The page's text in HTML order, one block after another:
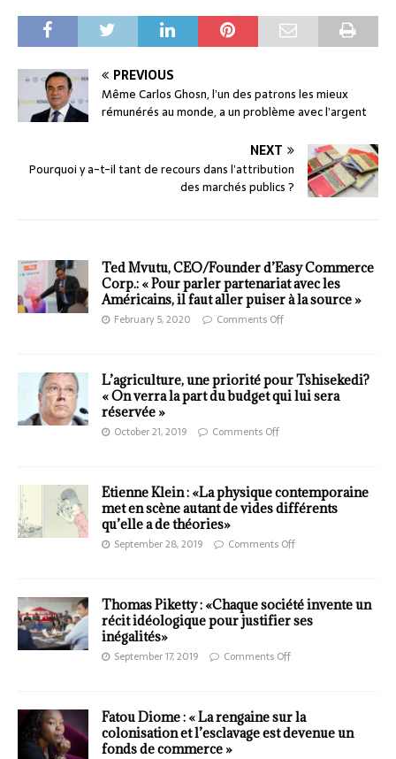
PREVIOUS
Même Carlos Ghosn, l’un des patrons les mieux
rémunérés au monde, a un problème avec l’argent
NEXT
Pourquoi y a-t-il tant de recours dans l’attribution
des marchés publics ?
Ted Mvutu, CEO/Founder d’Easy Commerce
Corp.: « Pour parler partenariat avec les
Américains, il faut aller puiser à la source »
February 5, 2020 Comments Off
L’agriculture, une priorité pour Tshisekedi?
« On verra la part du budget qui lui sera
réservée »
October 21, 2019 Comments Off
Etienne Klein : «La physique contemporaine
met en scène autant de vides différents
qu’elle a de théories»
September 28, 2019 Comments Off
Thomas Piketty : «Chaque société invente un
récit idéologique pour justifier ses
inégalités»
September 17, 2019 Comments Off
Fatou Diome : « La rengaine sur la
colonisation et l’esclavage est devenue un
fonds de commerce »